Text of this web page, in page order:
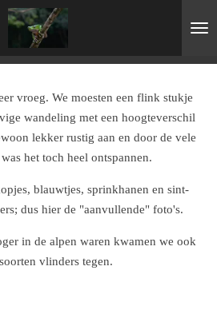
vroeg. We moesten een flink stukje
wandeling met een hoogteverschil
lekker rustig aan en door de vele
het toch heel ontspannen.
blauwtjes, sprinkhanen en sint-
dus hier de "aanvullende" foto's.
in de alpen waren kwamen we ook
vlinders tegen.